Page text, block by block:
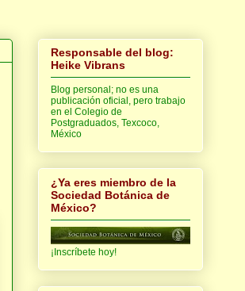
Responsable del blog:
Heike Vibrans
Blog personal; no es una
publicación oficial, pero trabajo
en el Colegio de
Postgraduados, Texcoco,
México
¿Ya eres miembro de la
Sociedad Botánica de
México?
¡Inscríbete hoy!